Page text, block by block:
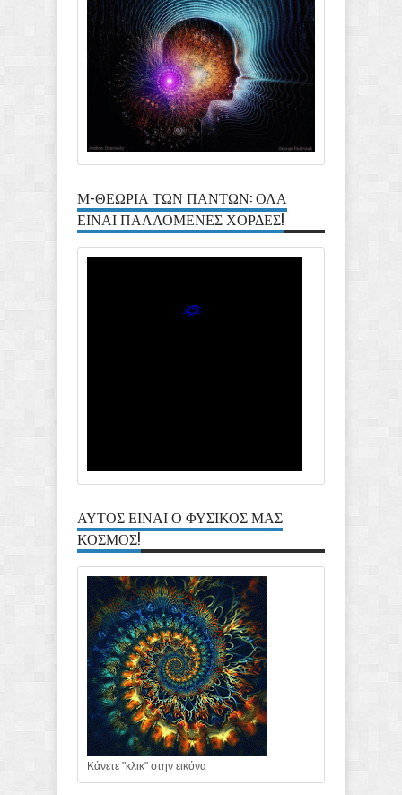
Μ-ΘΕΩΡΙΑ ΤΩΝ ΠΑΝΤΩΝ: ΟΛΑ
ΕΙΝΑΙ ΠΑΛΛΟΜΕΝΕΣ ΧΟΡΔΕΣ!
ΑΥΤΟΣ ΕΙΝΑΙ Ο ΦΥΣΙΚΟΣ ΜΑΣ
ΚΟΣΜΟΣ!
Κάνετε "κλικ" στην εικόνα